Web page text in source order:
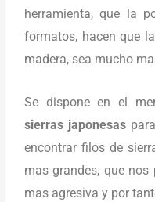
herramienta, que la
formatos, hacen que
madera, sea mucho
Se dispone en el
sierras japonesas
encontrar filos de
mas grandes, que
mas agresiva y por